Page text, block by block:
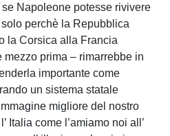
Napoleone potesse rivivere
perchè la Repubblica
la Corsica alla Francia
mezzo prima – rimarrebbe in
importante come
un sistema statale
migliore del nostro
Italia come l’amiamo noi all’